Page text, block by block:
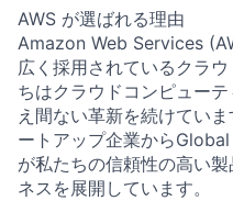
AWS が選ばれる理由
Amazon Web Services
広く採用されているクラ
ちはクラウドコンピュー
え間ない革新を続けてい
ートアップ企業から
が私たちの信頼性の高い
ネスを展開しています。